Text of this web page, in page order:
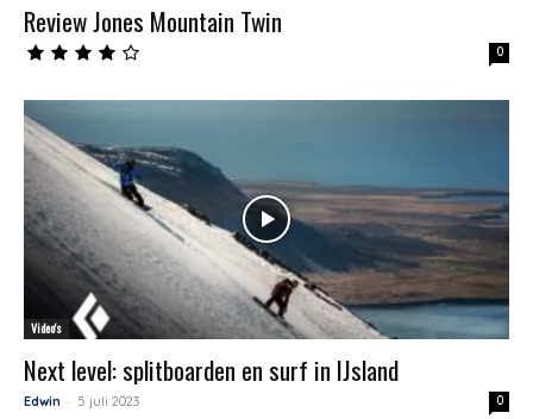
Review Jones Mountain Twin
0
Video's
Next level: splitboarden en surf in IJsland
Edwin - 5 juli 2023 0